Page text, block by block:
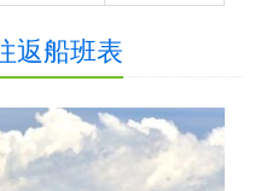
返船班表